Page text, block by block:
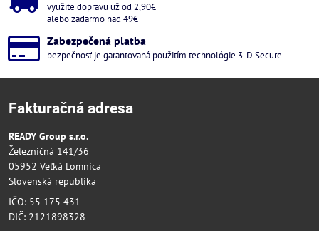
využite dopravu už od 2,90€
alebo zadarmo nad 49€
Zabezpečená platba
bezpečnosť je garantovaná použitím technológie 3-D Secure
Fakturačná adresa
READY Group s.r.o.
Železničná 141/36
05952 Veľká Lomnica
Slovenská republika
IČO: 55 175 431
DIČ: 2121898328